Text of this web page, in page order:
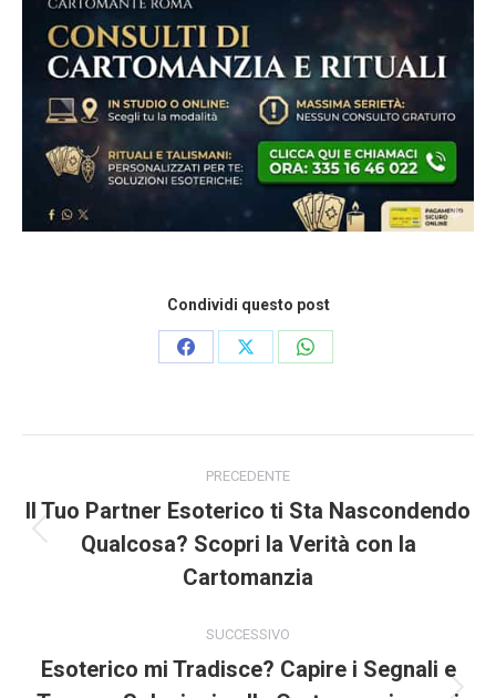
Condividi questo post
Condividi
Facebook
Condividi
X
Condividi
WhatsApp
post
PRECEDENTE
Post
precedente:
Il Tuo Partner Esoterico ti Sta Nascondendo
Qualcosa? Scopri la Verità con la
Cartomanzia
SUCCESSIVO
Esoterico mi Tradisce? Capire i Segnali e